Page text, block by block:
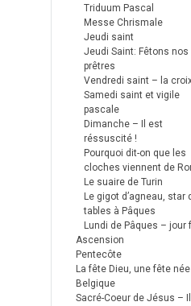
Triduum Pascal
Messe Chrismale
Jeudi saint
Jeudi Saint: Fêtons nos
prêtres
Vendredi saint – la
Samedi saint et vigile
pascale
Dimanche – Il est
réssuscité !
Pourquoi dit-on que les
cloches viennent de
Le suaire de Turin
Le gigot d’agneau, star
tables à Pâques
Lundi de Pâques – jour
Ascension
Pentecôte
La fête Dieu, une fête née
Belgique
Sacré-Coeur de Jésus – Il